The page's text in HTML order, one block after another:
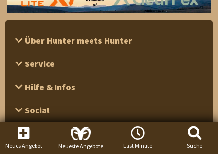
Über Hunter meets Hunter
Service
Hilfe & Infos
Social
Neues Angebot Neueste Angebote Last Minute Suche